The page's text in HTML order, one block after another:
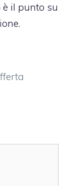
è il punto su